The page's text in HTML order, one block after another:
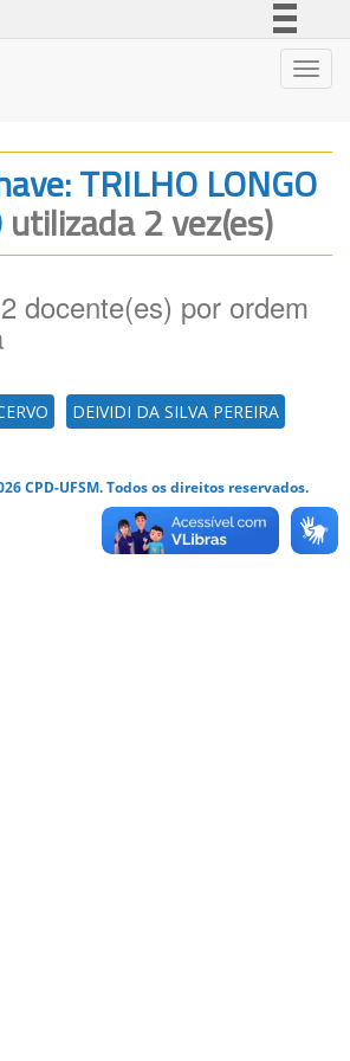
Legislação
Canais
TRILHO LONGO
utilizada 2 vez(es)
docente(es) por ordem
DEIVIDI DA SILVA PEREIRA
CPD-UFSM. Todos os direitos reservados.